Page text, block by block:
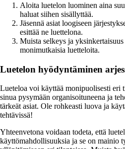
Aloita luetelon luominen aina
haluat siihen sisällyttää.
Jäsennä asiat loogiseen
esittää ne luettelona.
Muista selkeys ja
monimutkaisia luetteloita.
Luetelon hyödyntäminen
Lueteloa voi käyttää monipuolisesti eri
sinua pysymään organisoituneena ja
tärkeät asiat. Ole rohkeasti luova ja
tehtävissä!
Yhteenvetona voidaan todeta, että
käyttömahdollisuuksia ja se on mainio